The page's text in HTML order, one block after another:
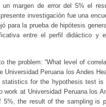
un margen de error del 5% el
investigación fue una
para la prueba de hipótesis
entre el perfil didáctico y
the problem: “What level of
Peruana los Andes
for the hypothesis test
at Universidad Peruana los
5%, the result of the sampling is